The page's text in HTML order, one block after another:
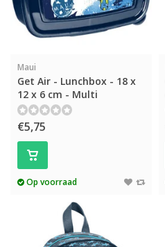
Maui
Get Air - Lunchbox - 18 x
12 x 6 cm - Multi
€5,75
Op voorraad